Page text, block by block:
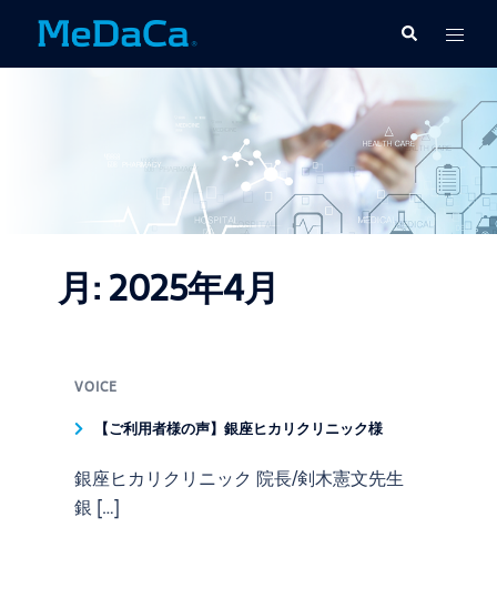
テ
検
索
ト
グ
メ
ニ
ュ
ー
月:2025年4月
VOICE
【ご利用者様の声】銀座ヒカリクリニック様
銀座ヒカリクリニック 院長/剣木憲文先生
銀 […]